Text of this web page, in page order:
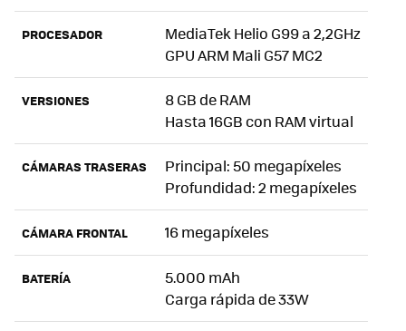
PROCESADOR
MediaTek Helio G99 a 2,2GHz
GPU ARM Mali G57 MC2
VERSIONES
8 GB de RAM
Hasta 16GB con RAM virtual
CÁMARAS TRASERAS
Principal: 50 megapíxeles
Profundidad: 2 megapíxeles
CÁMARA FRONTAL 16 megapíxeles
BATERÍA
5.000 mAh
Carga rápida de 33W